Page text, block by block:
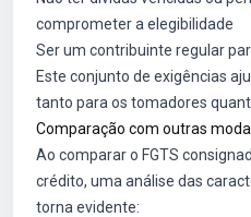
comprometer a elegibilidade
Ser um contribuinte regular
Este conjunto de exigências
tanto para os tomadores
Comparação com outras
Ao comparar o FGTS
crédito, uma análise das
torna evidente: